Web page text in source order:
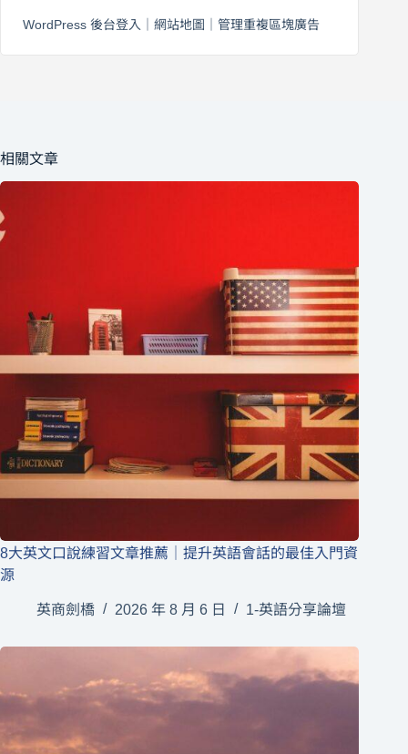
WordPress 後台登入 網站地圖 管理重複區塊廣告
相關文章
8大英文口說練習文章推薦｜提升英語會話的最佳入門資
源
英商劍橋 2026 年 8 月 6 日 1-英語分享論壇